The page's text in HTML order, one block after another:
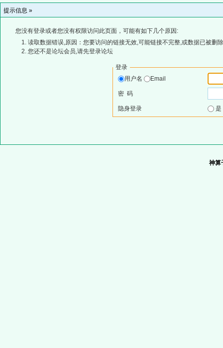
提示信息 »
您没有登录或者您没有权限访问此页面，可能有如下几个原因:
读取数据错误,原因：您要访问的链接无效,可能链接不完整,或数据已被删
您还不是论坛会员,请先登录论坛
登录
用户名
Email
密 码
隐身登录
神算